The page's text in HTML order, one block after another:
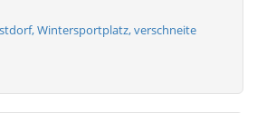
Wintersportplatz, verschneite